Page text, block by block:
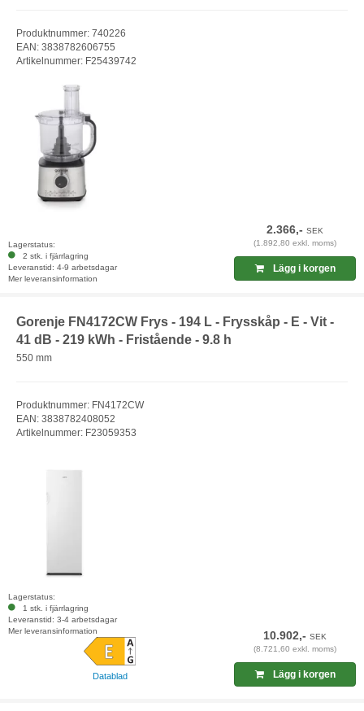
Produktnummer: 740226
EAN: 3838782606755
Artikelnummer: F25439742
Lagerstatus:
2 stk. i fjärrlagring
Leveranstid: 4-9 arbetsdagar
Mer leveransinformation
2.366,-SEK
(1.892,80 exkl. moms)
Lägg i korgen
Gorenje FN4172CW Frys - 194 L - Frysskåp - E - Vit -
41 dB - 219 kWh - Fristående - 9.8 h
550 mm
Produktnummer: FN4172CW
EAN: 3838782408052
Artikelnummer: F23059353
Lagerstatus:
1 stk. i fjärrlagring
Leveranstid: 3-4 arbetsdagar
Mer leveransinformation
Datablad
10.902,-SEK
(8.721,60 exkl. moms)
Lägg i korgen